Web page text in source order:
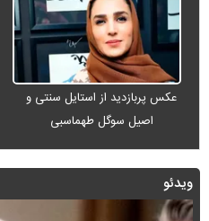
عکس پربازدید از استایل سنتی و
اصیل سوگل طهماسبی
ویدئو